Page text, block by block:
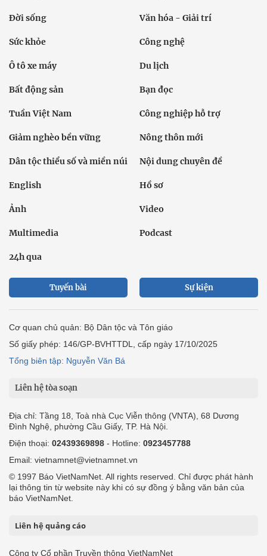
Đời sống Văn hóa - Giải trí
Sức khỏe Công nghệ
Ô tô xe máy Du lịch
Bất động sản Bạn đọc
Tuần Việt Nam Công nghiệp hỗ trợ
Giảm nghèo bền vững Nông thôn mới
Dân tộc thiểu số và miền núi Nội dung chuyên đề
English Hồ sơ
Ảnh Video
Multimedia Podcast
24h qua
Tuyến bài Sự kiện
Cơ quan chủ quản: Bộ Dân tộc và Tôn giáo
Số giấy phép: 146/GP-BVHTTDL, cấp ngày 17/10/2025
Tổng biên tập: Nguyễn Văn Bá
Liên hệ tòa soạn
Địa chỉ: Tầng 18, Toà nhà Cục Viễn thông (VNTA), 68 Dương
Đình Nghệ, phường Cầu Giấy, TP. Hà Nội.
Điện thoại: 02439369898 - Hotline: 0923457788
Email: vietnamnet@vietnamnet.vn
© 1997 Báo VietNamNet. All rights reserved. Chỉ được phát hành
lại thông tin từ website này khi có sự đồng ý bằng văn bản của
báo VietNamNet.
Liên hệ quảng cáo
Công ty Cổ phần Truyền thông VietNamNet